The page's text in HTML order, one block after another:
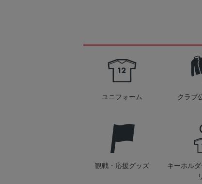
ユニフォーム クラブ
観戦・応援グッズ
キーホル